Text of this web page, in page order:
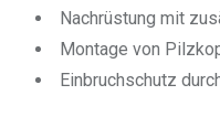
Nachrüstung mit
Montage von
Einbruchschutz